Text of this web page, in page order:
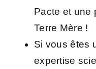
Pacte et une
Terre Mère !
Si vous êtes
expertise